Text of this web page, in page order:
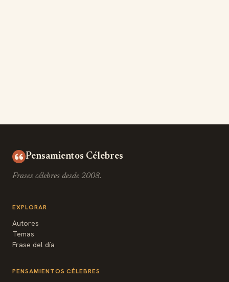
Pensamientos Célebres
Frases célebres desde 2008.
EXPLORAR
Autores
Temas
Frase del día
PENSAMIENTOS CÉLEBRES